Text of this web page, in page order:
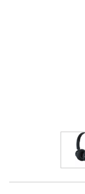
Claviers
Synthés
Micros &